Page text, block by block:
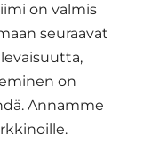
on valmis
seuraavat
on
Annamme